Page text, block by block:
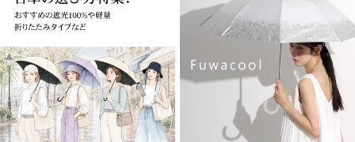
その他
カラー